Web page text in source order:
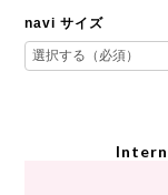
navi サイズ